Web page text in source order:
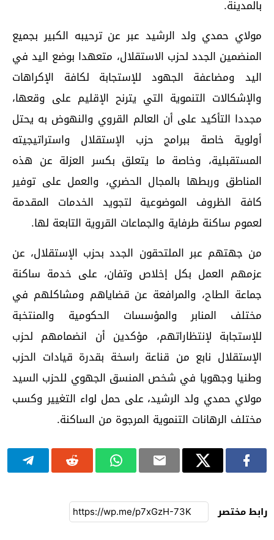
بالمدينة.
مولاي حمدي ولد الرشيد عبر عن ترحيبه الكبير بجميع
المنضمين الجدد لحزب الاستقلال، متعهدا بوضع اليد في
اليد ومضاعفة الجهود للإستجابة لكافة الإكراهات
والإشكالات التنموية التي يترنح الإقليم على وقعها،
مجددا التأكيد على أن العالم القروي والنهوض به يحتل
أولوية خاصة ببرامج حزب الإستقلال واستراتيجيته
المستقبلية، وخاصة ما يتعلق بكسر العزلة عن هذه
المناطق وربطها بالمجال الحضري، والعمل على توفير
كافة الظروف الموضوعية لتجويد الخدمات المقدمة
لعموم ساكنة طرفاية والجماعات القروية التابعة لها.
من جهتهم عبر الملتحقون الجدد بحزب الإستقلال، عن
عزمهم العمل بكل إخلاص وتفان، على خدمة ساكنة
جماعة الطاح، والمرافعة عن قضاياهم ومشاكلهم في
مختلف المنابر والمؤسسات الحكومية والمنتخبة
للإستجابة لإنتظاراتهم، مؤكدين أن انضمامهم لحزب
الإستقلال نابع من قناعة راسخة بقدرة قيادات الحزب
وطنيا وجهويا في شخص المنسق الجهوي للحزب السيد
مولاي حمدي ولد الرشيد، على حمل لواء التغيير وكسب
مختلف الرهانات التنموية المرجوة من الساكنة.
رابط مختصر